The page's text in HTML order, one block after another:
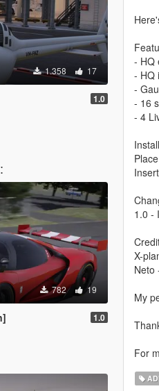
1.358 17
1.0
782 19
1.0
- HQ
- HQ
-
- 16
- 4
1.0 -
X-
Neto
My
For